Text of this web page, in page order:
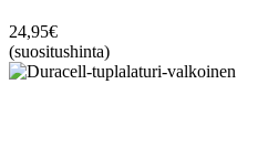
24,95€
(suositushinta)